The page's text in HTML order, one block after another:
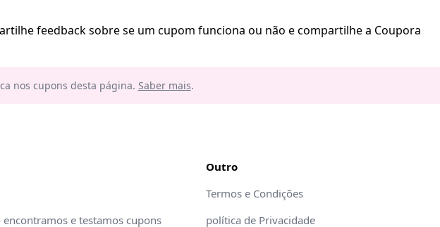
feedback sobre se um cupom funciona ou não e compartilhe a Coupora
nos cupons desta página. Saber mais.
encontramos e testamos cupons
Outro
Termos e Condições
política de Privacidade